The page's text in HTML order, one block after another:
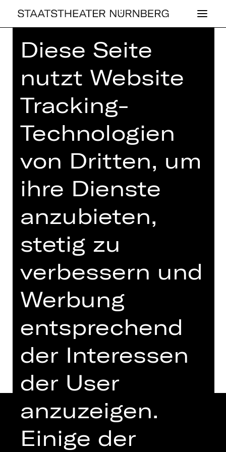
SCHAUSPIEL
REIN­GE­
QUATSCHT ZU
"EINES LANGEN
TAGES IN DIE
NACHT"
Der Backstage-Talk zu "Eines langen
Komponist P.C. Mayer
Samstag, 22.03.2025
20.00 - 21.20 Uhr
XRT 3. Etage
Termine und Besetzung
Diese Seite
nutzt Website
Tracking-
Technologien
von Dritten, um
ihre Dienste
anzubieten,
stetig zu
verbessern und
Werbung
entsprechend
der Interessen
der User
anzuzeigen.
Einige der